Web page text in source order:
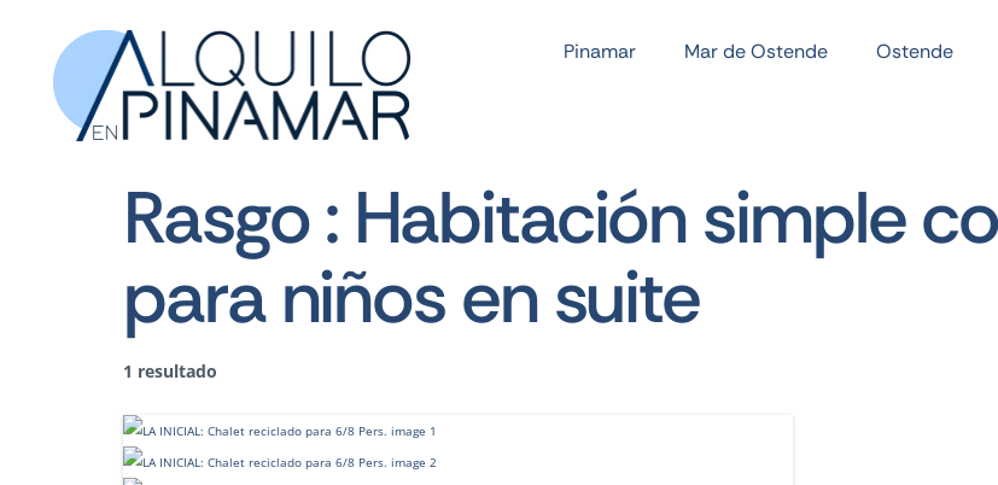
Pinamar Mar de Ostende Ostende
Rasgo : Habitación simple
para niños en suite
1 resultado